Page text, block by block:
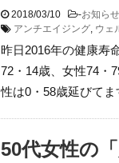
2018/03/10 -お知らせ
アンチエイジング, ウェ
昨日2016年の健康寿
72・14歳、女性74・
性は0・58歳延びて
50代女性の